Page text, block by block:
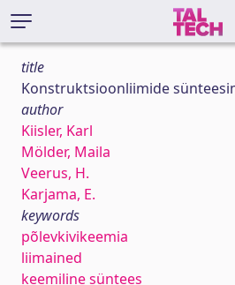
title
Konstruktsioonliimide
author
Kiisler, Karl
Mölder, Maila
Veerus, H.
Karjama, E.
keywords
põlevkivikeemia
liimained
keemiline süntees